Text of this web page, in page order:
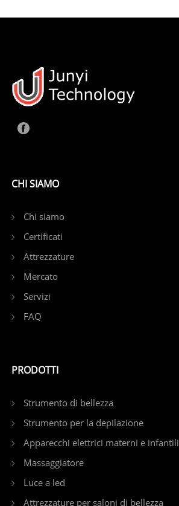
CHI SIAMO
Chi siamo
Certificati
Attrezzature
Mercato
Servizi
FAQ
PRODOTTI
Strumento di bellezza
Strumento per la depilazione
Apparecchi elettrici materni e infantili
Massaggiatore
Luce a led
Attrezzature per saloni di bellezza